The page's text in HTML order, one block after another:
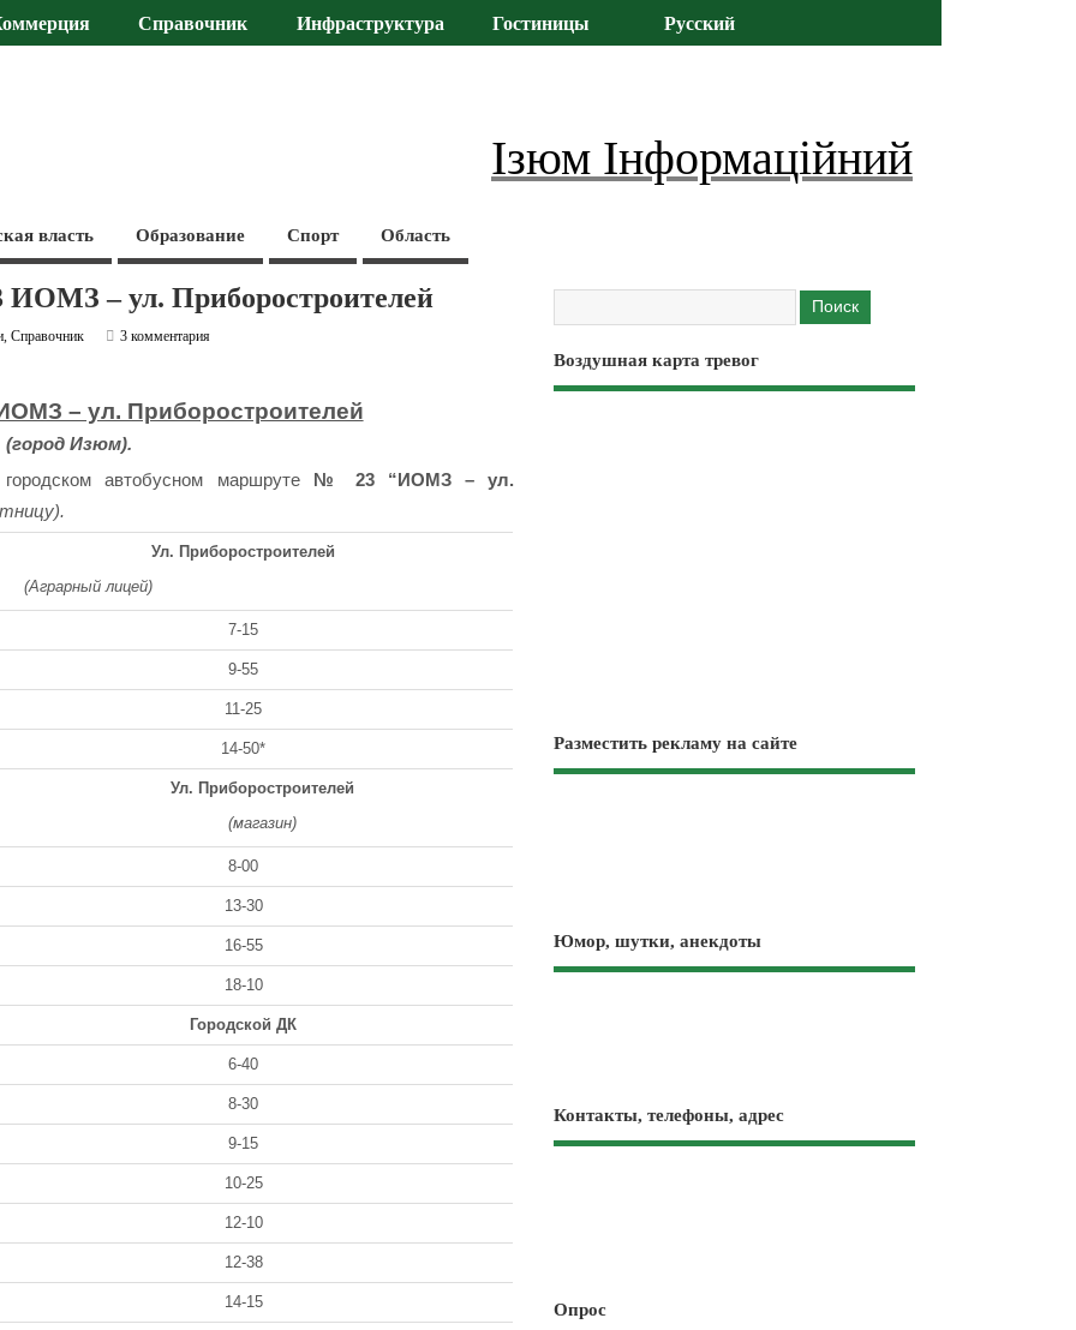
Справочник Инфраструктура Гостиницы Русский
Ізюм Інформаційний
власть Образование Спорт Область
– ул. Приборостроителей
,Справочник
3 комментария
– ул. Приборостроителей
(город Изюм).
автобусном маршруте № 23 “ИОМЗ – ул.
Ул. Приборостроителей
(Аграрный лицей)
7-15
9-55
11-25
14-50*
Ул. Приборостроителей
(магазин)
8-00
13-30
16-55
18-10
Городской ДК
6-40
8-30
9-15
10-25
12-10
12-38
14-15
Воздушная карта тревог
Разместить рекламу на сайте
Юмор, шутки, анекдоты
Контакты, телефоны, адрес
Опрос